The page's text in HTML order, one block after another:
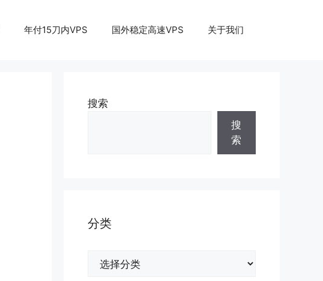
年付15刀内VPS 国外稳定高速VPS 关于我们
搜索
搜
索
分类